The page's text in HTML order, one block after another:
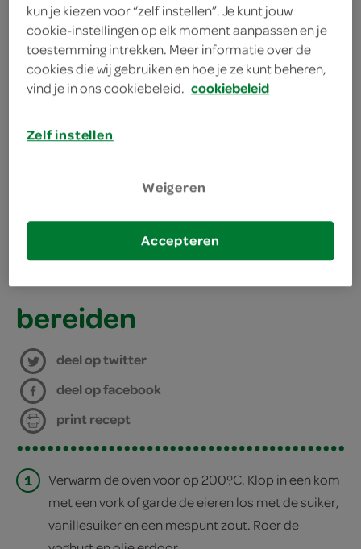
125 gram suiker
2 eieren
12 papieren cupcakevormpjes
bereiden
deel op twitter
deel op facebook
print recept
1
Verwarm de oven voor op 200ºC. Klop in een kom
met een vork of garde de eieren los met de suiker,
vanillesuiker en een mespunt zout. Roer de
kun je kiezen voor “zelf instellen”. Je kunt jouw
cookie-instellingen op elk moment aanpassen en je
toestemming intrekken. Meer informatie over de
cookies die wij gebruiken en hoe je ze kunt beheren,
vind je in ons cookiebeleid. cookiebeleid
Zelf instellen
Weigeren
Accepteren